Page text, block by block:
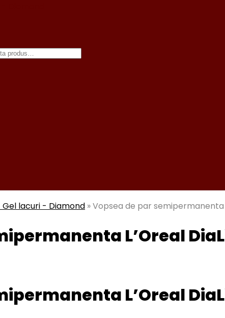
lacuri - Diamond »Vopsea de par semipermanenta
L’Oreal
L’Oreal